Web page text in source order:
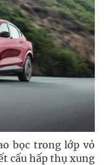
bọc trong lớp vỏ
cấu hấp thụ xung